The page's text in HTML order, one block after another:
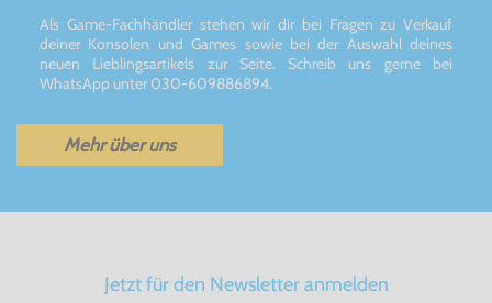
Als Game-Fachhändler stehen wir dir bei Fragen zu Verkauf
deiner Konsolen und Games sowie bei der Auswahl deines
neuen Lieblingsartikels zur Seite. Schreib uns gerne bei
WhatsApp unter 030-609886894.
Mehr über uns
Jetzt für den Newsletter anmelden